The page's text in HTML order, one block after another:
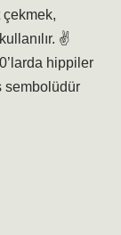
✌
hippiler
sembolüdür